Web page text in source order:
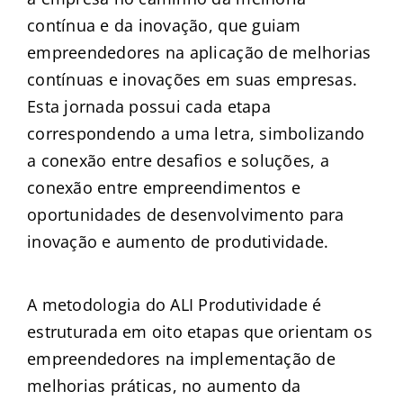
contínua e da inovação, que guiam
empreendedores na aplicação de melhorias
contínuas e inovações em suas empresas.
Esta jornada possui cada etapa
correspondendo a uma letra, simbolizando
a conexão entre desafios e soluções, a
conexão entre empreendimentos e
oportunidades de desenvolvimento para
inovação e aumento de produtividade.
A metodologia do ALI Produtividade é
estruturada em oito etapas que orientam os
empreendedores na implementação de
melhorias práticas, no aumento da